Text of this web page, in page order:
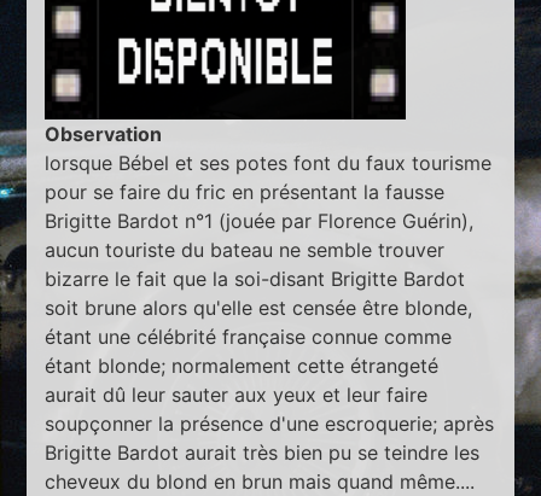
Observation
lorsque Bébel et ses potes font du faux tourisme
pour se faire du fric en présentant la fausse
Brigitte Bardot n°1 (jouée par Florence Guérin),
aucun touriste du bateau ne semble trouver
bizarre le fait que la soi-disant Brigitte Bardot
soit brune alors qu'elle est censée être blonde,
étant une célébrité française connue comme
étant blonde; normalement cette étrangeté
aurait dû leur sauter aux yeux et leur faire
soupçonner la présence d'une escroquerie; après
Brigitte Bardot aurait très bien pu se teindre les
cheveux du blond en brun mais quand même....